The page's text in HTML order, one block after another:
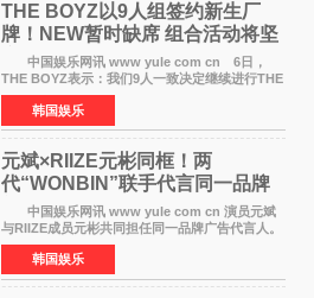
THE BOYZ以9人组签约新生厂
牌！NEW暂时缺席 组合活动将坚
定不移继续
中国娱乐网讯 www yule com cn 6日，
THE BOYZ表示：我们9人一致决定继续进行THE
BOYZ组合活动，并且已经完成了组合团体活动
签约。目前正在新生厂牌下进行活动准备。尚未
离开THE BOYZ原所
韩国娱乐
元斌×RIIZE元彬同框！两
代“WONBIN”联手代言同一品牌
颜值天花板合体
中国娱乐网讯 www yule com cn 演员元斌
与RIIZE成员元彬共同担任同一品牌广告代言人。
6日据独家报道，继演员元斌之后，RIIZE元彬最
近也被选为某在线中介平台A公司的共同广告代言
人，两人将作
韩国娱乐